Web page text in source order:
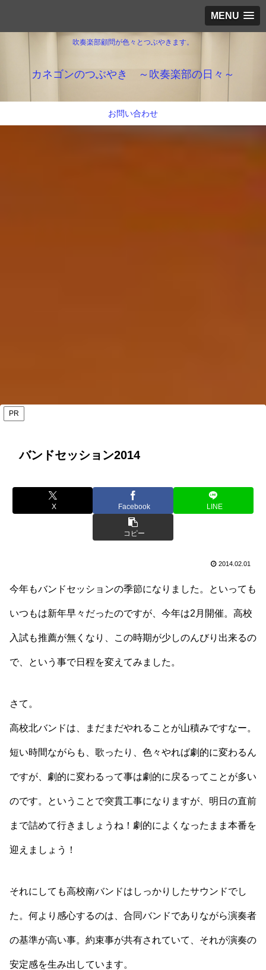
MENU
吹奏楽部顧問が色々とつぶやきます。
カネゴンのつぶやき ～吹奏楽部の日々～
お問い合わせ
PR
バンドセッション2014
X Facebook LINE
コピー
2014.02.01
今年もバンドセッションの季節になりました。といっても
いつもは新年早々だったのですが、今年は2月開催。高校
入試も推薦が無くなり、この時期が少しのんびり出来るの
で、という事で日程を変えてみました。
さて。
高校北バンドは、まだまだやれることが山積みですなー。
短い時間ながらも、歌ったり、色々やれば劇的に変わるん
ですが、劇的に変わるって事は劇的に戻るってことが多い
のです。ということで突貫工事になりますが、明日の直前
まで詰めて行きましょうね！劇的によくなったまま本番を
迎えましょう！
それにしても高校南バンドはしっかりしたサウンドでし
た。何より感心するのは、合同バンドでありながら演奏者
の基準が高い事。約束事が共有されていて、それが演奏の
安定感を生み出しています。